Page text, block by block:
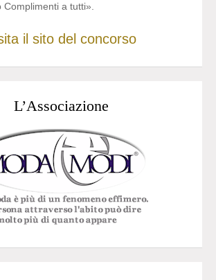
a tutti».
il sito del concorso
L’Associazione